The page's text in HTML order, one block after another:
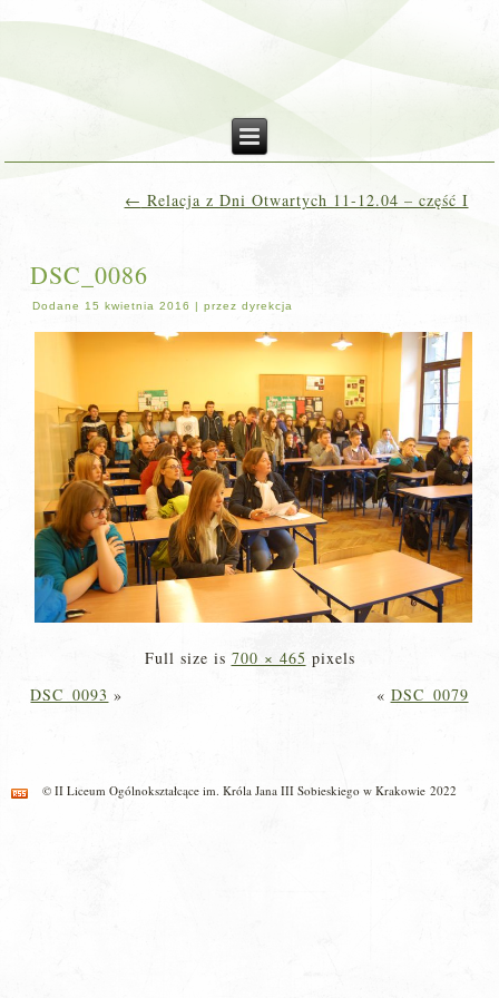
← Relacja z Dni Otwartych 11-12.04 – część I
DSC_0086
Dodane 15 kwietnia 2016 |przez dyrekcja
Full size is 700 × 465 pixels
DSC_0093 » « DSC_0079
© II Liceum Ogólnokształcące im. Króla Jana III Sobieskiego w Krakowie 2022